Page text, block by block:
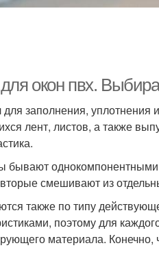
окон пвх.
заполнения,
лент, листов, а также
бывают
смешивают из
также по типу
поэтому для
материала.